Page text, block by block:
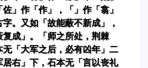
」作「作」，「」作「翕」
。又如「故能蔽不新成」，
复成」。「师之所处，荆棘
无「大军之后，必有凶年」二
居右」下，石本无「言以丧礼